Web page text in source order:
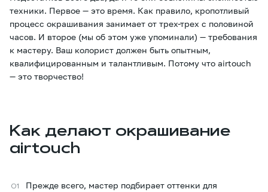
техники. Первое — это время. Как правило, кропотливый
процесс окрашивания занимает от трех-трех с половиной
часов. И второе (мы об этом уже упоминали) — требования
к мастеру. Ваш колорист должен быть опытным,
квалифицированным и талантливым. Потому что airtouch
— это творчество!
Как делают окрашивание
airtouch
Прежде всего, мастер подбирает оттенки для